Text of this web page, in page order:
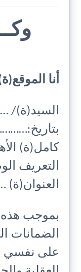
أنا
السيد(ة)/
كامل(ة)
التعريف
بموجب هذه
الضمانات
على نفسي